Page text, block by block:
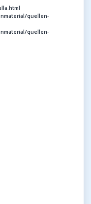
quellen-
quellen-